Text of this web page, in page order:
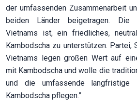
der umfassenden Zusammenarbeit
beiden Länder beigetragen. Die
Vietnams ist, ein friedliches,
Kambodscha zu unterstützen. Partei,
Vietnams legen großen Wert auf
mit Kambodscha und wolle die
und die umfassende langfristige
Kambodscha pflegen.”